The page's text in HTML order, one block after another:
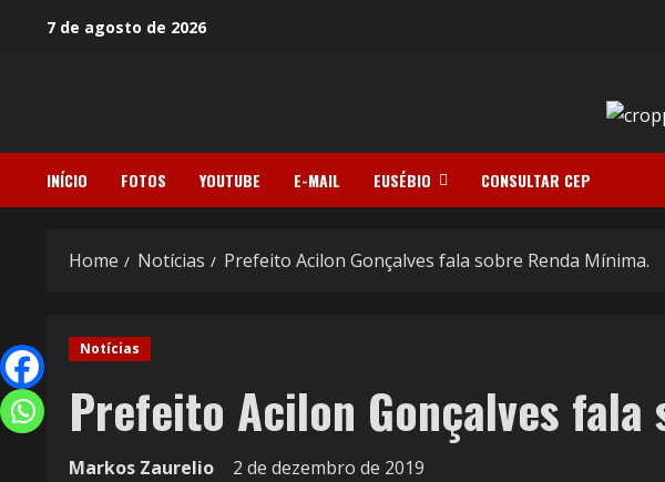
7 de agosto de 2026
INÍCIO FOTOS YOUTUBE E-MAIL EUSÉBIO CONSULTAR CEP
Home Notícias Prefeito Acilon Gonçalves fala sobre Renda Mínima.
Notícias
Prefeito Acilon Gonçalves fala
Markos Zaurelio 2 de dezembro de 2019